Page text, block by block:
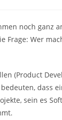
noch ganz
Frage: Wer
(Product
dass
sein es